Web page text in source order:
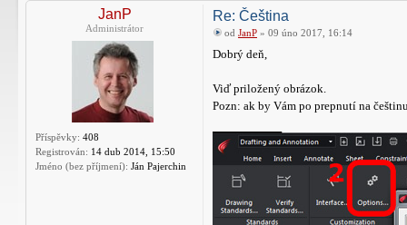
JanP
Administrátor
Příspěvky: 408
Registrován: 14 dub 2014, 15:50
Jméno (bez příjmení): Ján Pajerchin
Re: Čeština
od JanP » 09 úno 2017, 16:14
Dobrý deň,
Viď priložený obrázok.
Pozn: ak by Vám po prepnutí na